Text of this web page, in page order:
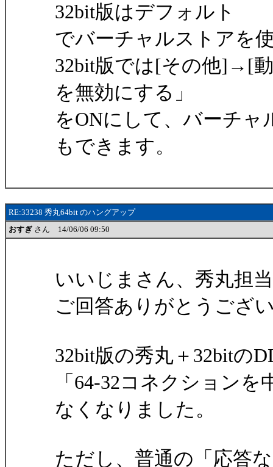
32bit版はデフォルト
でバーチャルストアを
32bit版では[その他]→[
を無効にする」
をONにして、バーチ
もできます。
RE:33238 秀丸64bit のハングアップ
おすぎ さん 14/06/06 09:50
いいじまさん、秀丸担
ご回答ありがとうござ
32bit版の秀丸＋32bitの
「64-32コネクション
なくなりました。
ただし、普通の「応答